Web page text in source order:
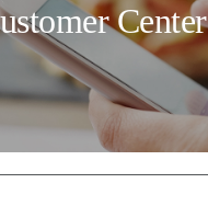
Center